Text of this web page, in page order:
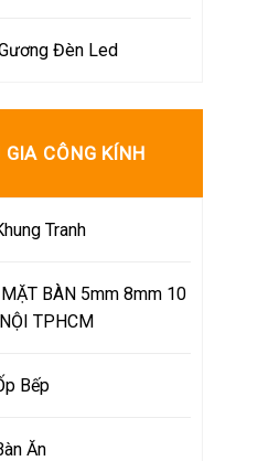
Đèn Led
GIA CÔNG KÍNH
Tranh
BÀN 5mm 8mm 10
TPHCM
Bếp
Ăn